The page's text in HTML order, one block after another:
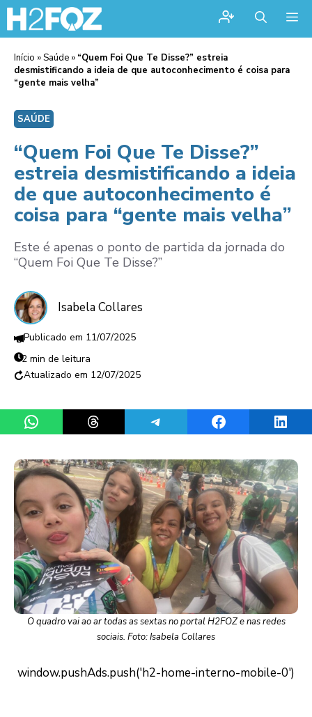
Início »Saúde » “Quem Foi Que Te Disse?” estreia
desmistificando a ideia de que autoconhecimento é coisa para
“gente mais velha”
SAÚDE
“Quem Foi Que Te Disse?”
estreia desmistificando a ideia
de que autoconhecimento é
coisa para “gente mais velha”
Este é apenas o ponto de partida da jornada do
“Quem Foi Que Te Disse?”
Isabela Collares
11/07/2025
2 min de leitura
12/07/2025
Share on WhatsAppShare on ThreadsShare on TelegramShare on Facebook
O quadro vai ao ar todas as sextas no portal H2FOZ e nas redes
sociais. Foto: Isabela Collares